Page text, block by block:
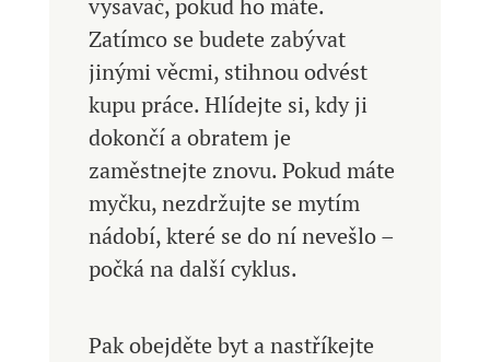
vysavač, pokud ho máte.
Zatímco se budete zabývat
jinými věcmi, stihnou odvést
kupu práce. Hlídejte si, kdy ji
dokončí a obratem je
zaměstnejte znovu. Pokud máte
myčku, nezdržujte se mytím
nádobí, které se do ní nevešlo –
počká na další cyklus.
Pak obejděte byt a nastříkejte